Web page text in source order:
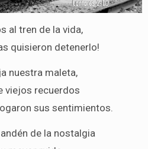
al tren de la vida,
quisieron detenerlo!
nuestra maleta,
viejos recuerdos
sus sentimientos.
de la nostalgia